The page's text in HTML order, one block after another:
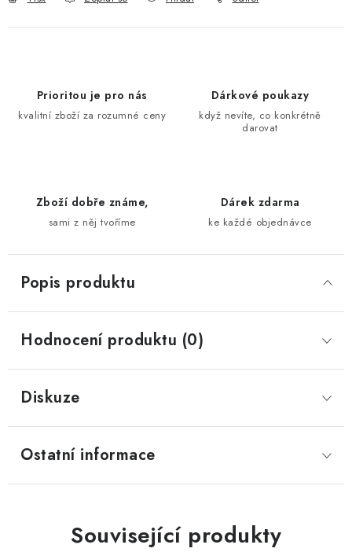
Prioritou je pro nás
kvalitní zboží za rozumné ceny
Dárkové poukazy
když nevíte, co konkrétně
darovat
Zboží dobře známe,
sami z něj tvoříme
Dárek zdarma
ke každé objednávce
Popis produktu
Hodnocení produktu (0)
Diskuze
Ostatní informace
Související produkty